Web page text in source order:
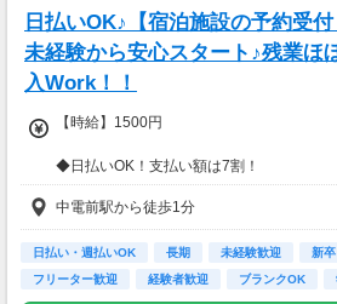
日払いOK♪【宿泊施設の予約受付
未経験から安心スタート♪残業ほ
入Work！！
【時給】1500円
◆日払いOK！支払い額は7割！
※規定・支払い条件有
中電前駅から徒歩1分
日払い・週払いOK 長期 未経験歓迎
新
フリーター歓迎
経験者歓迎 ブランクOK